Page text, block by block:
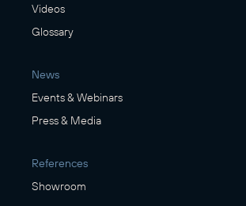
Videos
Glossary
News
Events & Webinars
Press & Media
References
Showroom